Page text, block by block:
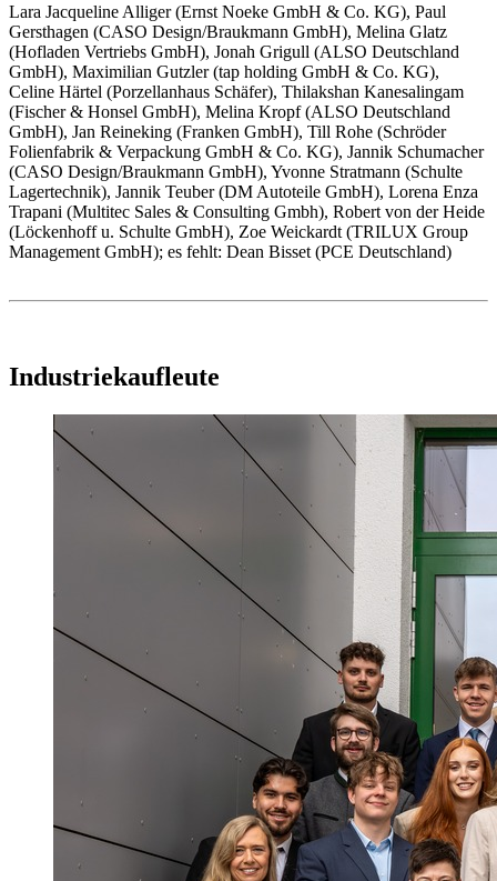
Lara Jacqueline Alliger (Ernst Noeke GmbH & Co. KG), Paul
Gersthagen (CASO Design/Braukmann GmbH), Melina Glatz
(Hofladen Vertriebs GmbH), Jonah Grigull (ALSO Deutschland
GmbH), Maximilian Gutzler (tap holding GmbH & Co. KG),
Celine Härtel (Porzellanhaus Schäfer), Thilakshan Kanesalingam
(Fischer & Honsel GmbH), Melina Kropf (ALSO Deutschland
GmbH), Jan Reineking (Franken GmbH), Till Rohe (Schröder
Folienfabrik & Verpackung GmbH & Co. KG), Jannik Schumacher
(CASO Design/Braukmann GmbH), Yvonne Stratmann (Schulte
Lagertechnik), Jannik Teuber (DM Autoteile GmbH), Lorena Enza
Trapani (Multitec Sales & Consulting Gmbh), Robert von der Heide
(Löckenhoff u. Schulte GmbH), Zoe Weickardt (TRILUX Group
Management GmbH); es fehlt: Dean Bisset (PCE Deutschland)
Industriekaufleute